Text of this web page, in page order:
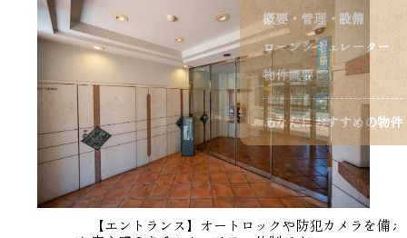
概要・管理・設備
ローンシミュレーター
物件概要
あなたにおすすめの物件
【エントランス】オートロックや防犯カメラを備え